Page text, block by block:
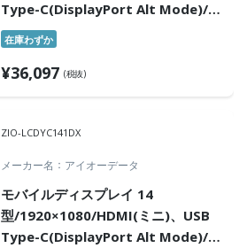
Type-C(DisplayPort Alt Mode)/
ブラック/スピーカー：なし/高さ・
角度調整・回転対応のスタンドセッ
ト
在庫わずか
¥36,097 (税抜)
ZIO-LCDYC141DX
メーカー名 アイオーデータ
モバイルディスプレイ 14
型/1920×1080/HDMI(ミニ)、USB
Type-C(DisplayPort Alt Mode)/